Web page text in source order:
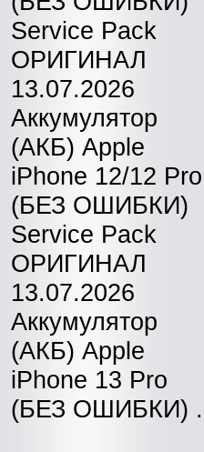
Service Pack
ОРИГИНАЛ
13.07.2026
Аккумулятор
(АКБ) Apple
iPhone 12/12 Pro
(БЕЗ ОШИБКИ)
Service Pack
ОРИГИНАЛ
13.07.2026
Аккумулятор
(АКБ) Apple
iPhone 13 Pro
(БЕЗ ОШИБКИ)